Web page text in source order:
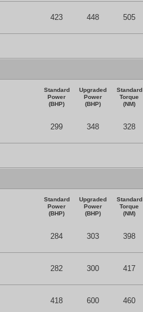
423 448 505
Standard
Power
(BHP)
Upgraded
Power
(BHP)
Standard
Torque
(NM)
299 348 328
Standard
Power
(BHP)
Upgraded
Power
(BHP)
Standard
Torque
(NM)
284 303 398
282 300 417
418 600 460